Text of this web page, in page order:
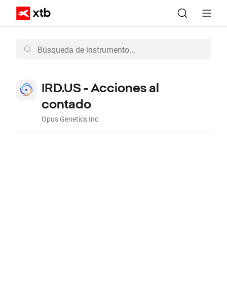
IRD.US - Acciones al
contado
Opus Genetics Inc